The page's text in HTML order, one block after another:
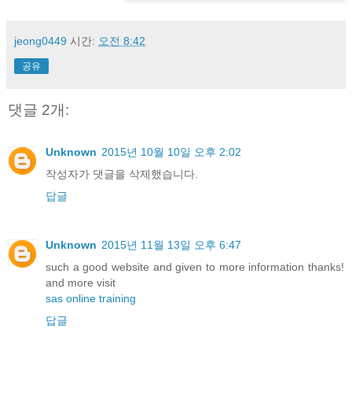
jeong0449 시간: 오전 8:42
공유
댓글 2개:
Unknown 2015년 10월 10일 오후 2:02
작성자가 댓글을 삭제했습니다.
답글
Unknown 2015년 11월 13일 오후 6:47
such a good website and given to more information thanks!
and more visit
sas online training
답글